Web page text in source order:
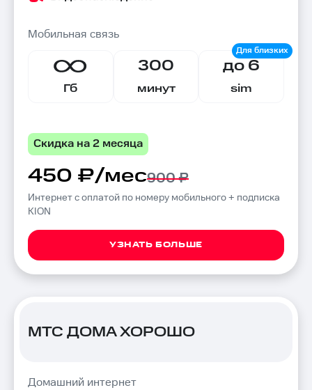
Мобильная связь
Гб
300
минут
до 6
sim
Скидка на 2 месяца
450 ₽/мес900 ₽
Интернет с оплатой по номеру мобильного + подписка
KION
УЗНАТЬ БОЛЬШЕ
МТС ДОМА ХОРОШО
Домашний интернет